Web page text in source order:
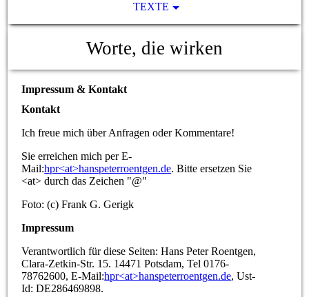
TEXTE
Worte, die wirken
Impressum & Kontakt
Kontakt
Ich freue mich über Anfragen oder Kommentare!
Sie erreichen mich per E-
Mail:hpr<at>hanspeterroentgen.de. Bitte ersetzen Sie
<at> durch das Zeichen "@"
Foto: (c) Frank G. Gerigk
Impressum
Verantwortlich für diese Seiten: Hans Peter Roentgen,
Clara-Zetkin-Str. 15. 14471 Potsdam, Tel 0176-
78762600, E-Mail:hpr<at>hanspeterroentgen.de, Ust-
Id: DE286469898.